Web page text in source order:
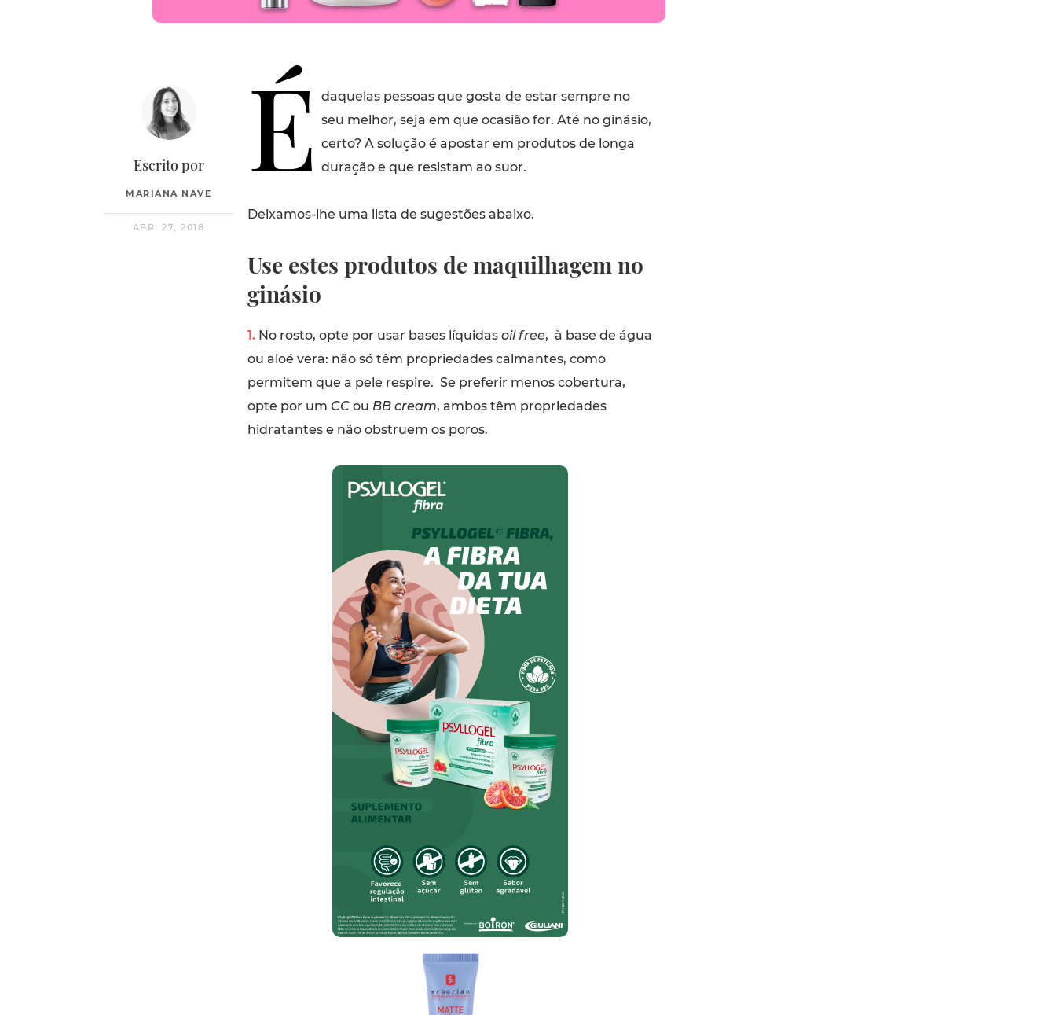
Escrito por
MARIANA NAVE
ABR. 27, 2018
É
daquelas pessoas que gosta de estar sempre no
seu melhor, seja em que ocasião for. Até no ginásio,
certo? A solução é apostar em produtos de longa
duração e que resistam ao suor.
Deixamos-lhe uma lista de sugestões abaixo.
Use estes produtos de maquilhagem no
ginásio
1.No rosto, opte por usar bases líquidas oil free, à base de água
ou aloé vera: não só têm propriedades calmantes, como
permitem que a pele respire. Se preferir menos cobertura,
opte por um CCou BB cream, ambos têm propriedades
hidratantes e não obstruem os poros.